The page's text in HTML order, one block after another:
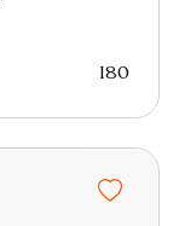
180